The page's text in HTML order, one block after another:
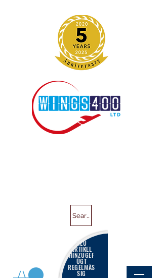
Search
NEU
ARTIKEL
HINZUGEF
ÜGT
REGELMÄS
SIG